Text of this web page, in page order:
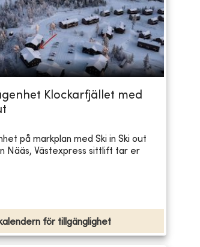
Klockarfjället med
på markplan med Ski in Ski out
Nääs, Västexpress sittlift tar er
för tillgänglighet